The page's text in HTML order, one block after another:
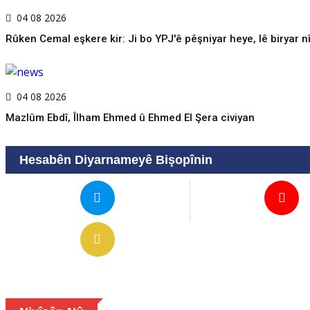
04 08 2026
Rûken Cemal eşkere kir: Ji bo YPJ'ê pêşniyar heye, lê biryar
04 08 2026
Mazlûm Ebdî, Îlham Ehmed û Ehmed El Şera civiyan
Hesabên Diyarnameyê Bişopînin